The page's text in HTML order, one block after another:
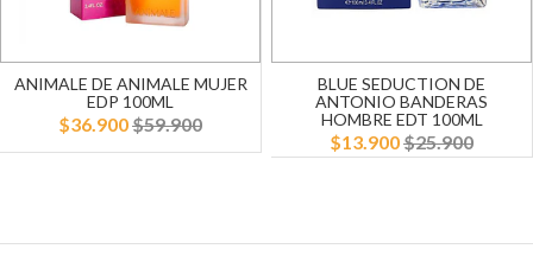
ANIMALE DE ANIMALE MUJER
EDP 100ML
$36.900$59.900
BLUE SEDUCTION DE
ANTONIO BANDERAS
HOMBRE EDT 100ML
$13.900$25.900